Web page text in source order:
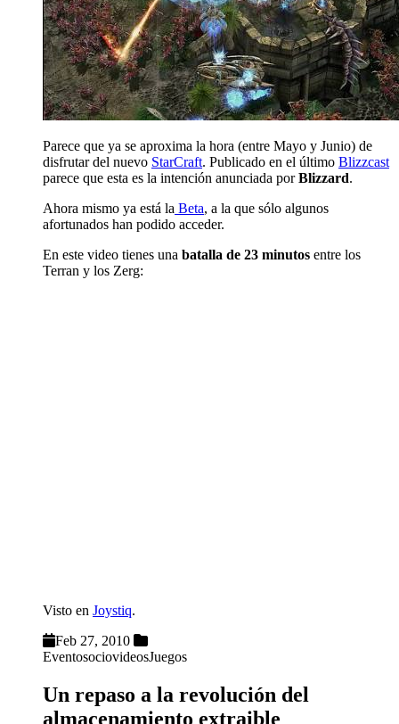
Parece que ya se aproxima la hora (entre Mayo y Junio) de
disfrutar del nuevo StarCraft. Publicado en el último Blizzcast
parece que esta es la intención anunciada porBlizzard.
Ahora mismo ya está la Beta, a la que sólo algunos
afortunados han podido acceder.
En este video tienes una batalla de 23 minutos entre los
Terran y los Zerg:
Visto en Joystiq.
Feb 27, 2010
EventosociovideosJuegos
Un repaso a la revolución del
almacenamiento extraible